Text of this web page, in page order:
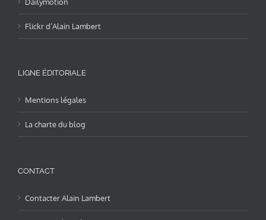
Dailymotion
Flickr d’Alain Lambert
LIGNE ÉDITORIALE
Mentions légales
La charte du blog
CONTACT
Contacter Alain Lambert